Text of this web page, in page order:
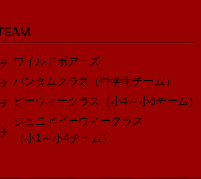
ワイルドボアーズ
バンタムクラス（中学生チーム）
ピーウィークラス（小4～小6チーム）
ジュニアピーウィークラス
（小1～小4チーム）